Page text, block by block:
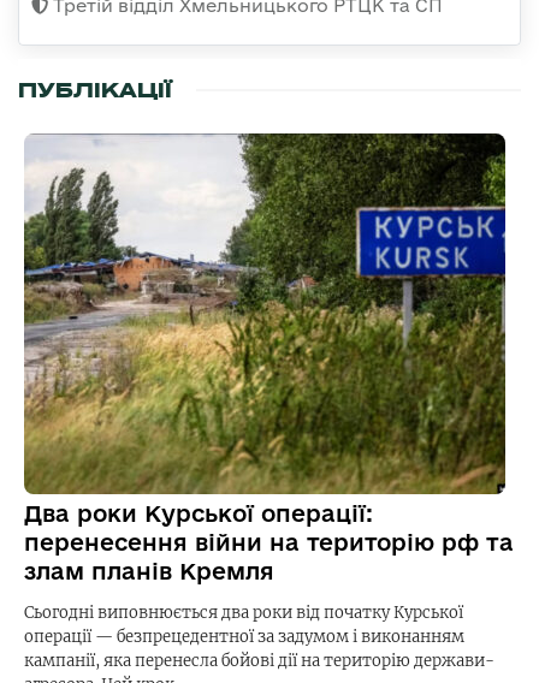
Третій відділ Хмельницького РТЦК та СП
ПУБЛІКАЦІЇ
Два роки Курської операції:
перенесення війни на територію рф та
злам планів Кремля
Сьогодні виповнюється два роки від початку Курської
операції — безпрецедентної за задумом і виконанням
кампанії, яка перенесла бойові дії на територію держави-